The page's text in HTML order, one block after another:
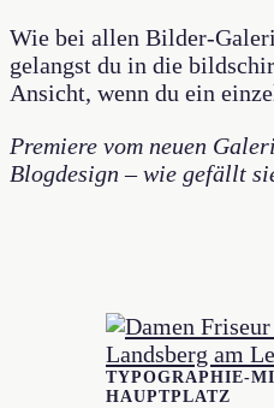
Wie bei allen Bilder-
gelangst du in die
Ansicht, wenn du ein
Premiere vom neuen
Blogdesign – wie gefällt
TYPOGRAPHIE-
HAUPTPLATZ